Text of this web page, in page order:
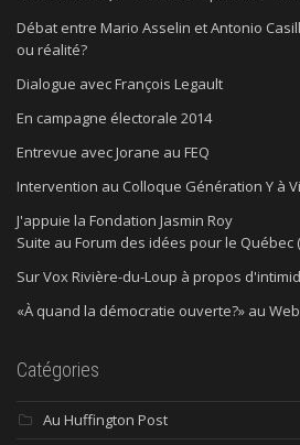
Débat entre Mario Asselin et Antonio
ou réalité?
Dialogue avec François Legault
En campagne électorale 2014
Entrevue avec Jorane au FEQ
Intervention au Colloque Génération Y à
J'appuie la Fondation Jasmin Roy
Suite au Forum des idées pour le Québec
Sur Vox Rivière-du-Loup à propos
«À quand la démocratie ouverte?» au
Catégories
Au Huffington Post